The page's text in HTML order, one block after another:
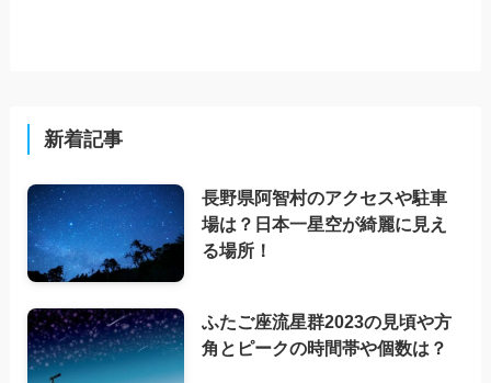
新着記事
長野県阿智村のアクセスや駐車
場は？日本一星空が綺麗に見え
る場所！
ふたご座流星群2023の見頃や方
角とピークの時間帯や個数は？